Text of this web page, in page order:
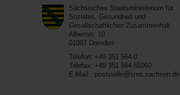
Sächsisches Staatsministerium für
Soziales, Gesundheit und
Gesellschaftlichen Zusammenhalt
Albertstr. 10
01097 Dresden
Telefon: +49 351 564-0
Telefax: +49 351 564-55060
E-Mail:
poststelle@sms.sachsen.de